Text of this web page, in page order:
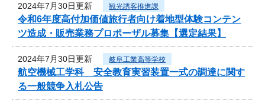
2024年7月30日更新 観光誘客推進課
令和6年度高付加価値旅行者向け着地型体験コンテン
ツ造成・販売業務プロポーザル募集【選定結果】
2024年7月30日更新 岐阜工業高等学校
航空機械工学科 安全教育実習装置一式の調達に関す
る一般競争入札公告